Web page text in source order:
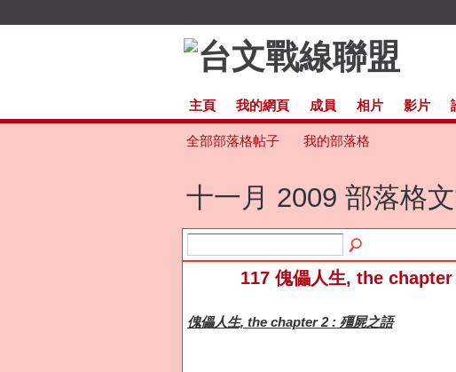
主頁 我的網頁 成員 相片 影片
全部部落格帖子 我的部落格
十一月 2009 部落格
117 傀儡人生, the
傀儡人生, the chapter 2 : 殭屍之語